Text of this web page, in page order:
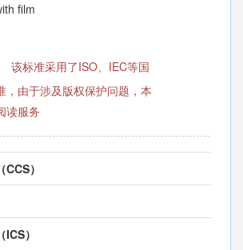
film
该标准采用了ISO、IEC等国
，由于涉及版权保护问题，本
读服务
）
）